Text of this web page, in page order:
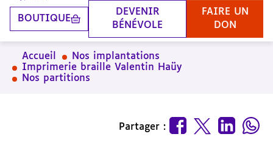
page
BOUTIQUE
DEVENIR
BÉNÉVOLE
FAIRE UN
DON
Accueil
Nos implantations
Imprimerie braille Valentin Haüy
Nos partitions
Partager :